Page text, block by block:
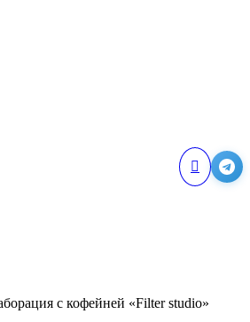
с кофейней «Filter studio»